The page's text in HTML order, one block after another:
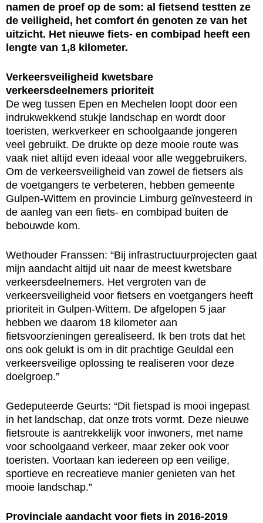
namen de proef op de som: al fietsend testten ze
de veiligheid, het comfort én genoten ze van het
uitzicht. Het nieuwe fiets- en combipad heeft een
lengte van 1,8 kilometer.
Verkeersveiligheid kwetsbare
verkeersdeelnemers prioriteit
De weg tussen Epen en Mechelen loopt door een
indrukwekkend stukje landschap en wordt door
toeristen, werkverkeer en schoolgaande jongeren
veel gebruikt. De drukte op deze mooie route was
vaak niet altijd even ideaal voor alle weggebruikers.
Om de verkeersveiligheid van zowel de fietsers als
de voetgangers te verbeteren, hebben gemeente
Gulpen-Wittem en provincie Limburg geïnvesteerd in
de aanleg van een fiets- en combipad buiten de
bebouwde kom.
Wethouder Franssen: “Bij infrastructuurprojecten gaat
mijn aandacht altijd uit naar de meest kwetsbare
verkeersdeelnemers. Het vergroten van de
verkeersveiligheid voor fietsers en voetgangers heeft
prioriteit in Gulpen-Wittem. De afgelopen 5 jaar
hebben we daarom 18 kilometer aan
fietsvoorzieningen gerealiseerd. Ik ben trots dat het
ons ook gelukt is om in dit prachtige Geuldal een
verkeersveilige oplossing te realiseren voor deze
doelgroep.”
Gedeputeerde Geurts: “Dit fietspad is mooi ingepast
in het landschap, dat onze trots vormt. Deze nieuwe
fietsroute is aantrekkelijk voor inwoners, met name
voor schoolgaand verkeer, maar zeker ook voor
toeristen. Voortaan kan iedereen op een veilige,
sportieve en recreatieve manier genieten van het
mooie landschap.”
Provinciale aandacht voor fiets in 2016-2019